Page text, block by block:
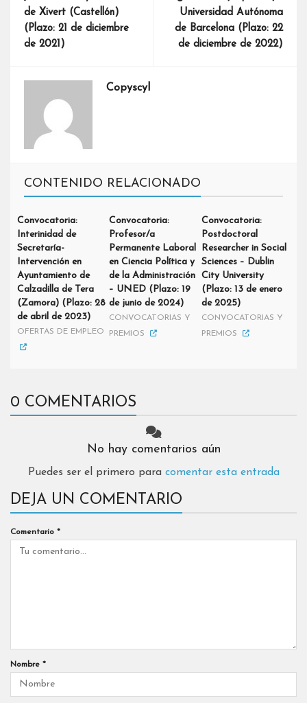
de Xivert (Castellón)
(Plazo: 21 de diciembre
de 2021)
Universidad Autónoma
de Barcelona (Plazo: 22
de diciembre de 2022)
Copyscyl
CONTENIDO RELACIONADO
Convocatoria:
Interinidad de
Secretaría-
Intervención en
Ayuntamiento de
Calzadilla de Tera
(Zamora) (Plazo: 28
de abril de 2023)
OFERTAS DE EMPLEO
Convocatoria:
Profesor/a
Permanente Laboral
en Ciencia Política y
de la Administración
– UNED (Plazo: 19
de junio de 2024)
CONVOCATORIAS Y
PREMIOS
Convocatoria:
Postdoctoral
Researcher in Social
Sciences – Dublin
City University
(Plazo: 13 de enero
de 2025)
CONVOCATORIAS Y
PREMIOS
0 COMENTARIOS
No hay comentarios aún
Puedes ser el primero para comentar esta entrada
DEJA UN COMENTARIO
Comentario *
Nombre *